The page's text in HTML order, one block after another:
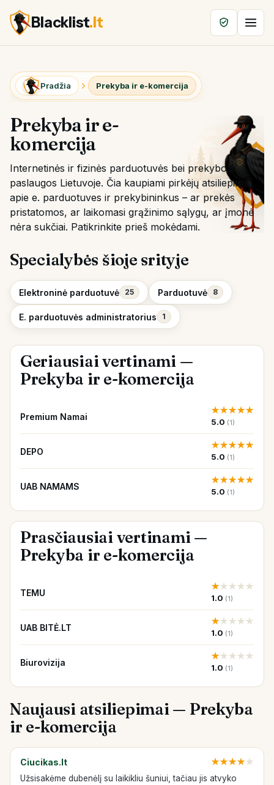
Blacklist.lt
Pradžia Prekyba ir e-komercija
Prekyba ir e-
komercija
Internetinės ir fizinės parduotuvės bei prekybos
paslaugos Lietuvoje. Čia kaupiami pirkėjų atsiliepimai
apie e. parduotuves ir prekybininkus – ar prekės
pristatomos, ar laikomasi grąžinimo sąlygų, ar įmonė
nėra sukčiai. Patikrinkite prieš mokėdami.
Specialybės šioje srityje
Elektroninė parduotuvė 25 Parduotuvė 8
E. parduotuvės administratorius 1
Geriausiai vertinami —
Prekyba ir e-komercija
Premium Namai
★★★★★
5.0 (1)
DEPO
★★★★★
5.0 (1)
UAB NAMAMS
★★★★★
5.0 (1)
Prasčiausiai vertinami —
Prekyba ir e-komercija
TEMU
★★★★★
1.0 (1)
UAB BITĖ.LT
★★★★★
1.0 (1)
Biurovizija
★★★★★
1.0 (1)
Naujausi atsiliepimai — Prekyba
ir e-komercija
Ciucikas.lt ★★★★★
Užsisakėme dubenėlį su laikikliu šuniui, tačiau jis atvyko